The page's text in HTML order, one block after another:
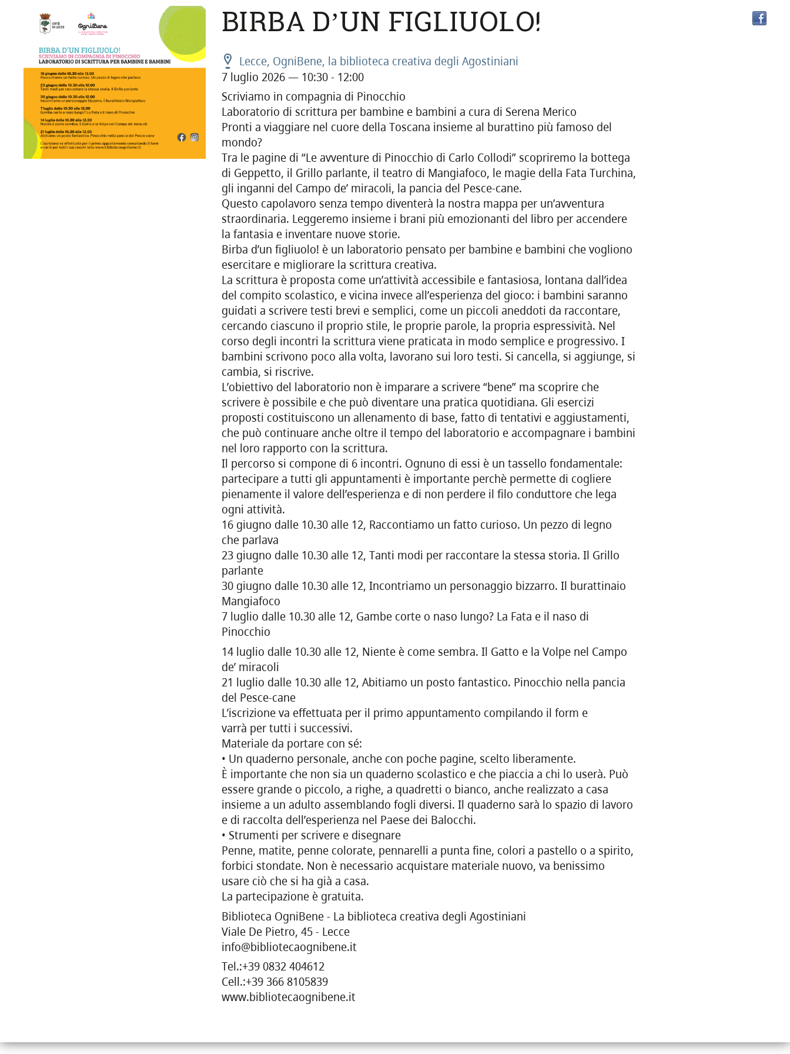
BIRBA D’UN FIGLIUOLO!
Lecce, OgniBene, la biblioteca creativa degli Agostiniani
7 luglio 2026 — 10:30 - 12:00
Scriviamo in compagnia di Pinocchio
Laboratorio di scrittura per bambine e bambini a cura di Serena Merico
Pronti a viaggiare nel cuore della Toscana insieme al burattino più famoso del
mondo?
Tra le pagine di “Le avventure di Pinocchio di Carlo Collodi” scopriremo la bottega
di Geppetto, il Grillo parlante, il teatro di Mangiafoco, le magie della Fata Turchina,
gli inganni del Campo de’ miracoli, la pancia del Pesce-cane.
Questo capolavoro senza tempo diventerà la nostra mappa per un’avventura
straordinaria. Leggeremo insieme i brani più emozionanti del libro per accendere
la fantasia e inventare nuove storie.
Birba d’un figliuolo! è un laboratorio pensato per bambine e bambini che vogliono
esercitare e migliorare la scrittura creativa.
La scrittura è proposta come un’attività accessibile e fantasiosa, lontana dall’idea
del compito scolastico, e vicina invece all’esperienza del gioco: i bambini saranno
guidati a scrivere testi brevi e semplici, come un piccoli aneddoti da raccontare,
cercando ciascuno il proprio stile, le proprie parole, la propria espressività. Nel
corso degli incontri la scrittura viene praticata in modo semplice e progressivo. I
bambini scrivono poco alla volta, lavorano sui loro testi. Si cancella, si aggiunge, si
cambia, si riscrive.
L’obiettivo del laboratorio non è imparare a scrivere “bene” ma scoprire che
scrivere è possibile e che può diventare una pratica quotidiana. Gli esercizi
proposti costituiscono un allenamento di base, fatto di tentativi e aggiustamenti,
che può continuare anche oltre il tempo del laboratorio e accompagnare i bambini
nel loro rapporto con la scrittura.
Il percorso si compone di 6 incontri. Ognuno di essi è un tassello fondamentale:
partecipare a tutti gli appuntamenti è importante perchè permette di cogliere
pienamente il valore dell’esperienza e di non perdere il filo conduttore che lega
ogni attività.
16 giugno dalle 10.30 alle 12, Raccontiamo un fatto curioso. Un pezzo di legno
che parlava
23 giugno dalle 10.30 alle 12, Tanti modi per raccontare la stessa storia. Il Grillo
parlante
30 giugno dalle 10.30 alle 12, Incontriamo un personaggio bizzarro. Il burattinaio
Mangiafoco
7 luglio dalle 10.30 alle 12, Gambe corte o naso lungo? La Fata e il naso di
Pinocchio
14 luglio dalle 10.30 alle 12, Niente è come sembra. Il Gatto e la Volpe nel Campo
de’ miracoli
21 luglio dalle 10.30 alle 12, Abitiamo un posto fantastico. Pinocchio nella pancia
del Pesce-cane
L’iscrizione va effettuata per il primo appuntamento compilando il form e
varrà per tutti i successivi.
Materiale da portare con sé:
• Un quaderno personale, anche con poche pagine, scelto liberamente.
È importante che non sia un quaderno scolastico e che piaccia a chi lo userà. Può
essere grande o piccolo, a righe, a quadretti o bianco, anche realizzato a casa
insieme a un adulto assemblando fogli diversi. Il quaderno sarà lo spazio di lavoro
e di raccolta dell’esperienza nel Paese dei Balocchi.
• Strumenti per scrivere e disegnare
Penne, matite, penne colorate, pennarelli a punta fine, colori a pastello o a spirito,
forbici stondate. Non è necessario acquistare materiale nuovo, va benissimo
usare ciò che si ha già a casa.
La partecipazione è gratuita.
Biblioteca OgniBene - La biblioteca creativa degli Agostiniani
Viale De Pietro, 45 - Lecce
info@bibliotecaognibene.it
Tel.:+39 0832 404612
Cell.:+39 366 8105839
www.bibliotecaognibene.it